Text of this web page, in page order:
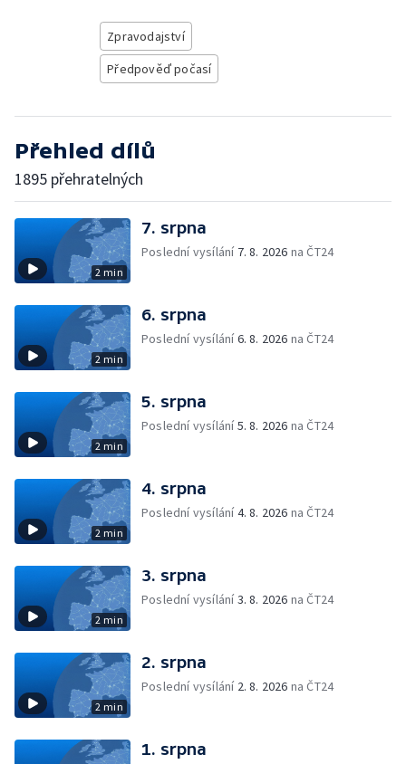
Zpravodajství
Předpověď počasí
Přehled dílů
1895 přehratelných
2 min
7. srpna
Poslední vysílání 7. 8. 2026 na ČT24
2 min
6. srpna
Poslední vysílání6. 8. 2026 na ČT24
2 min
5. srpna
Poslední vysílání5. 8. 2026 na ČT24
2 min
4. srpna
Poslední vysílání4. 8. 2026 na ČT24
2 min
3. srpna
Poslední vysílání3. 8. 2026 na ČT24
2 min
2. srpna
Poslední vysílání 2. 8. 2026 na ČT24
1. srpna